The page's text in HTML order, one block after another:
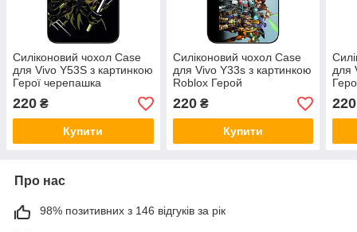
Силіконовий чохол Case
для Vivo Y53S з картинкою
Герої черепашка
220 ₴
Купити
Силіконовий чохол Case
для Vivo Y33s з картинкою
Roblox Герой
220₴
Купити
для
220
Про нас
98% позитивних з 146 відгуків за рік